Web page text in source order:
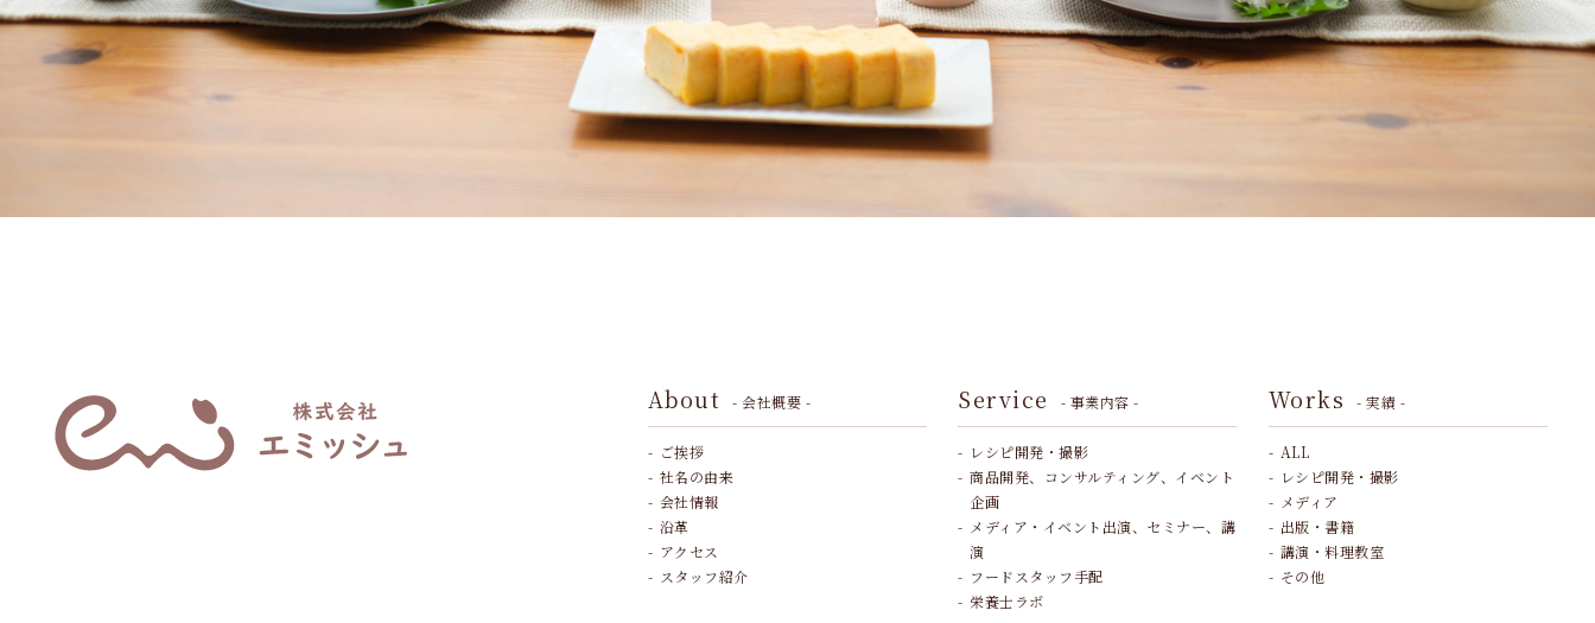
About - 会社概要 -
ご挨拶
社名の由来
会社情報
沿革
アクセス
スタッフ紹介
Service - 事業内容 -
レシピ開発・撮影
商品開発、コンサルティング、イベント
企画
メディア・イベント出演、セミナー、講
演
フードスタッフ手配
栄養士ラボ
Works - 実績 -
ALL
レシピ開発・撮影
メディア
出版・書籍
講演・料理教室
その他